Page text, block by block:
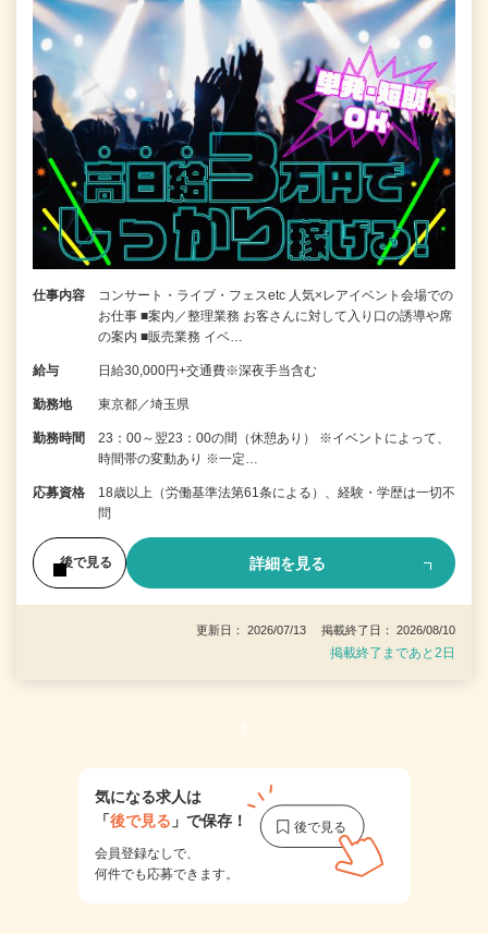
仕事内容
コンサート・ライブ・フェスetc 人気×レアイベント会場での
お仕事 ■案内／整理業務 お客さんに対して入り口の誘導や席
の案内 ■販売業務 イベ…
給与 日給30,000円+交通費※深夜手当含む
勤務地 東京都／埼玉県
勤務時間
23：00～翌23：00の間（休憩あり） ※イベントによって、
時間帯の変動あり ※一定…
応募資格
18歳以上（労働基準法第61条による）、経験・学歴は一切不
問
後で見る 詳細を見る
更新日： 2026/07/13 掲載終了日： 2026/08/10
掲載終了まであと2日
1
気になる求人は
「後で見る 」で保存！
会員登録なしで、
何件でも応募できます。